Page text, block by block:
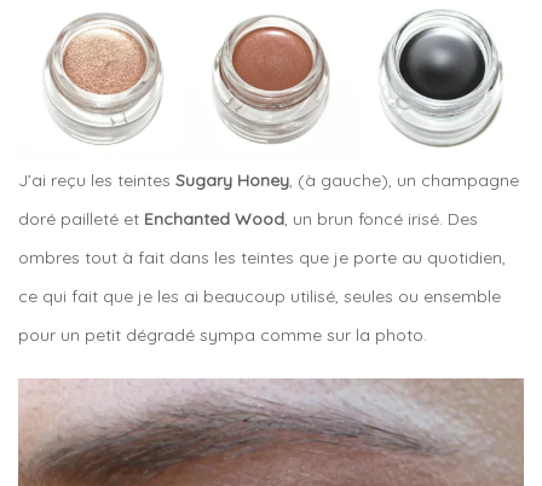
J’ai reçu les teintes Sugary Honey , (à gauche), un champagne
doré pailleté et Enchanted Wood , un brun foncé irisé. Des
ombres tout à fait dans les teintes que je porte au quotidien,
ce qui fait que je les ai beaucoup utilisé, seules ou ensemble
pour un petit dégradé sympa comme sur la photo.